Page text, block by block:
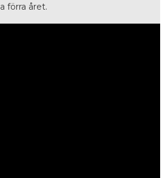
förra året.